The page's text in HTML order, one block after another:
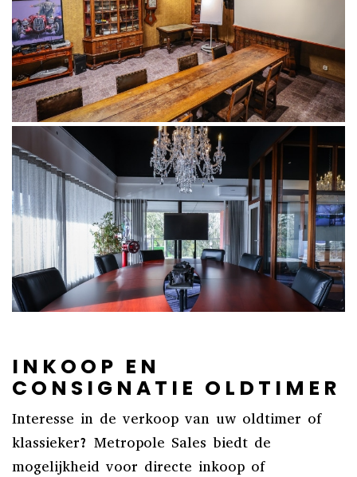
INKOOP EN
CONSIGNATIE OLDTIMER
Interesse in de verkoop van uw oldtimer of
klassieker? Metropole Sales biedt de
mogelijkheid voor directe inkoop of